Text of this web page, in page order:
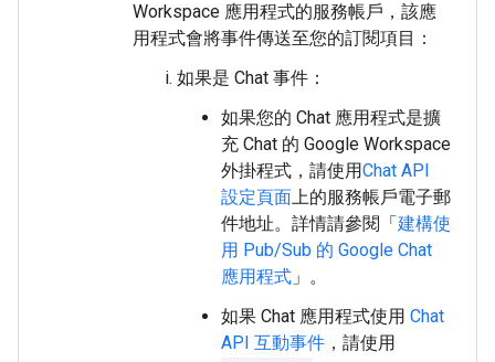
Workspace 應用程式的服務帳戶，該應
用程式會將事件傳送至您的訂閱項目：
如果是 Chat 事件：
如果您的 Chat 應用程式是擴
充 Chat 的 Google Workspace
外掛程式，請使用Chat API
設定頁面上的服務帳戶電子郵
件地址。詳情請參閱「建構使
用 Pub/Sub 的 Google Chat
應用程式 」。
如果 Chat 應用程式使用 Chat
API 互動事件 ，請使用